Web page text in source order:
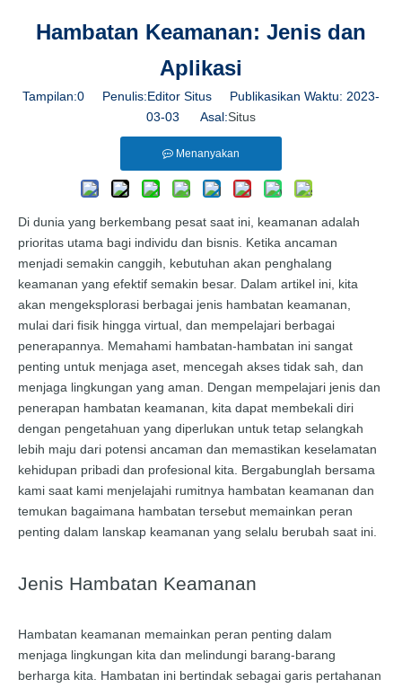
Hambatan Keamanan: Jenis dan
Aplikasi
Tampilan:0 Penulis:Editor Situs Publikasikan Waktu: 2023-
03-03 Asal:Situs
Menanyakan
Di dunia yang berkembang pesat saat ini, keamanan adalah
prioritas utama bagi individu dan bisnis. Ketika ancaman
menjadi semakin canggih, kebutuhan akan penghalang
keamanan yang efektif semakin besar. Dalam artikel ini, kita
akan mengeksplorasi berbagai jenis hambatan keamanan,
mulai dari fisik hingga virtual, dan mempelajari berbagai
penerapannya. Memahami hambatan-hambatan ini sangat
penting untuk menjaga aset, mencegah akses tidak sah, dan
menjaga lingkungan yang aman. Dengan mempelajari jenis dan
penerapan hambatan keamanan, kita dapat membekali diri
dengan pengetahuan yang diperlukan untuk tetap selangkah
lebih maju dari potensi ancaman dan memastikan keselamatan
kehidupan pribadi dan profesional kita. Bergabunglah bersama
kami saat kami menjelajahi rumitnya hambatan keamanan dan
temukan bagaimana hambatan tersebut memainkan peran
penting dalam lanskap keamanan yang selalu berubah saat ini.
Jenis Hambatan Keamanan
Hambatan keamanan memainkan peran penting dalam
menjaga lingkungan kita dan melindungi barang-barang
berharga kita. Hambatan ini bertindak sebagai garis pertahanan